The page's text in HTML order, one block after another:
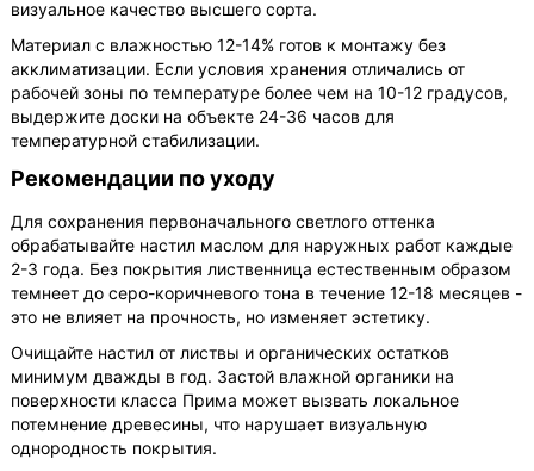
визуальное качество высшего сорта.
Материал с влажностью 12-14% готов к монтажу без
акклиматизации. Если условия хранения отличались от
рабочей зоны по температуре более чем на 10-12 градусов,
выдержите доски на объекте 24-36 часов для
температурной стабилизации.
Рекомендации по уходу
Для сохранения первоначального светлого оттенка
обрабатывайте настил маслом для наружных работ каждые
2-3 года. Без покрытия лиственница естественным образом
темнеет до серо-коричневого тона в течение 12-18 месяцев -
это не влияет на прочность, но изменяет эстетику.
Очищайте настил от листвы и органических остатков
минимум дважды в год. Застой влажной органики на
поверхности класса Прима может вызвать локальное
потемнение древесины, что нарушает визуальную
однородность покрытия.